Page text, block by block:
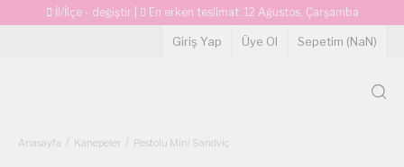
İl/İlçe - değiştir En erken teslimat: 12 Ağustos, Çarşamba
Giriş Yap Üye Ol Sepetim (NaN)
Anasayfa Kanepeler Pestolu Mini Sandviç